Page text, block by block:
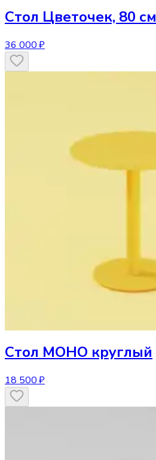
Стол Цветочек, 80 см
36 000 ₽
Стол МОНО круглый
18 500 ₽